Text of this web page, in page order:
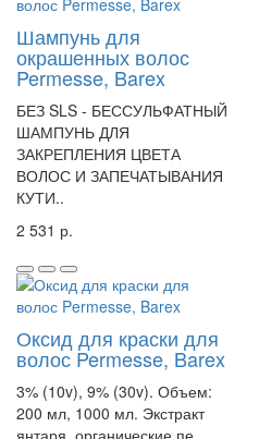
Шампунь для
окрашенных волос
Permesse, Barex
БЕЗ SLS - БЕССУЛЬФАТНЫЙ
ШАМПУНЬ ДЛЯ
ЗАКРЕПЛЕНИЯ ЦВЕТА
ВОЛОС И ЗАПЕЧАТЫВАНИЯ
КУТИ..
2 531 р.
Оксид для краски для
волос Permesse, Barex
3% (10v), 9% (30v). Объем:
200 мл, 1000 мл. Экстракт
янтаря, органические пе..